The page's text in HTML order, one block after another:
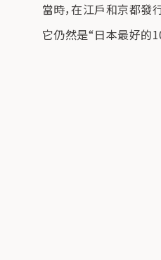
當時，在江戶和京都
它仍然是“日本最好的